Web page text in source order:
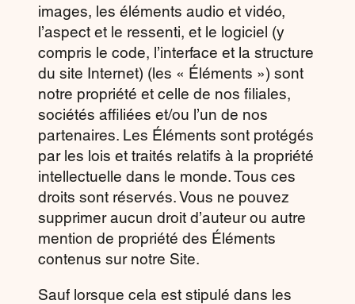
images, les éléments audio et vidéo,
l’aspect et le ressenti, et le logiciel (y
compris le code, l’interface et la structure
du site Internet) (les « Éléments ») sont
notre propriété et celle de nos filiales,
sociétés affiliées et/ou l’un de nos
partenaires. Les Éléments sont protégés
par les lois et traités relatifs à la propriété
intellectuelle dans le monde. Tous ces
droits sont réservés. Vous ne pouvez
supprimer aucun droit d’auteur ou autre
mention de propriété des Éléments
contenus sur notre Site.
Sauf lorsque cela est stipulé dans les